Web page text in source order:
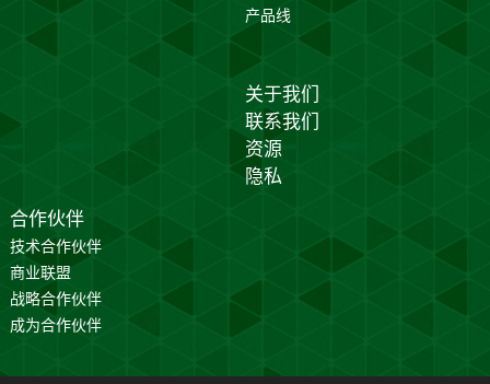
产品线
关于我们
联系我们
资源
隐私
合作伙伴
技术合作伙伴
商业联盟
战略合作伙伴
成为合作伙伴